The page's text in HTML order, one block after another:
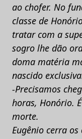
ao chofer. No
classe de
tratar com a
sogro lhe dão
doma matéria
nascido
-Precisamos
horas, Honório.
morte.
Eugênio cerra